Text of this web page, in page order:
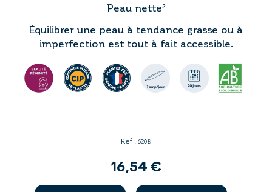
Peau nette²
Équilibrer une peau à tendance grasse ou à
imperfection est tout à fait accessible.
Ref : 6208
16,54 €